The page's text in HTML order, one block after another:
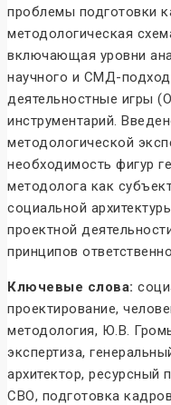
проблемы подготовки
методологическая
включающая уровни
научного и СМД-
деятельностные игры
инструментарий.
методологической
необходимость фигур
методолога как
социальной
проектной
принципов
Ключевые слова:
проектирование,
методология, Ю.В.
экспертиза,
архитектор, ресурсный
СВО, подготовка